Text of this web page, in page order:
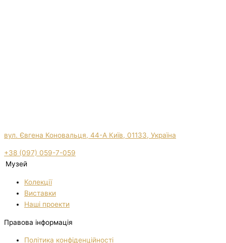
вул. Євгена Коновальця, 44-А Київ, 01133, Україна
+38 (097) 059-7-059
Музей
Колекції
Виставки
Нашi проекти
Правова інформація
Політика конфіденційності